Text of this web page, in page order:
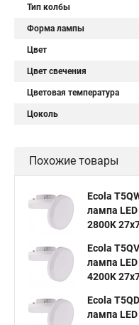
Тип колбы
Форма лампы
Цвет
Цвет свечения
Цветовая температура
Цоколь
Похожие товары
Ecola
лампа
2800K
Ecola
лампа
4200K
Ecola
лампа